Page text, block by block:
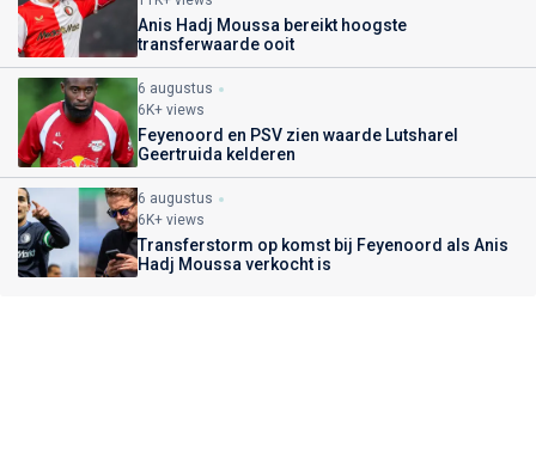
Anis Hadj Moussa bereikt hoogste
transferwaarde ooit
6 augustus
6K+ views
Feyenoord en PSV zien waarde Lutsharel
Geertruida kelderen
6 augustus
6K+ views
Transferstorm op komst bij Feyenoord als Anis
Hadj Moussa verkocht is